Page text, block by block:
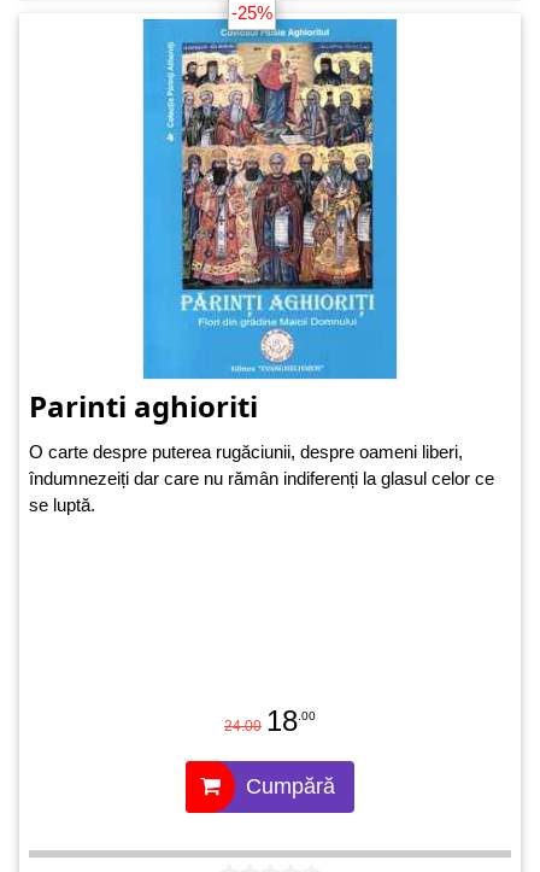
-25%
Parinti aghioriti
O carte despre puterea rugăciunii, despre oameni liberi,
îndumnezeiți dar care nu rămân indiferenți la glasul celor ce
se luptă.
24.00 18 .00
Cumpără